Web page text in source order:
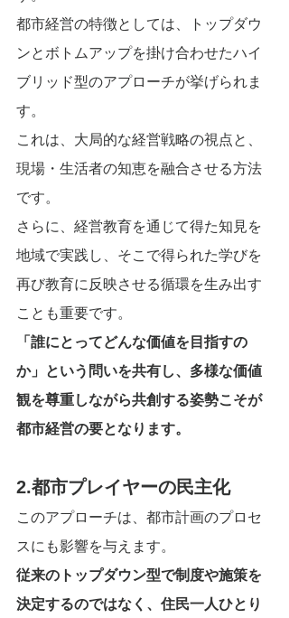
都市経営の特徴としては、トップダウ
ンとボトムアップを掛け合わせたハイ
ブリッド型のアプローチが挙げられま
す。
これは、大局的な経営戦略の視点と、
現場・生活者の知恵を融合させる方法
です。
さらに、経営教育を通じて得た知見を
地域で実践し、そこで得られた学びを
再び教育に反映させる循環を生み出す
ことも重要です。
「誰にとってどんな価値を目指すの
か」という問いを共有し、多様な価値
観を尊重しながら共創する姿勢こそが
都市経営の要となります。
2.都市プレイヤーの民主化
このアプローチは、都市計画のプロセ
スにも影響を与えます。
従来のトップダウン型で制度や施策を
決定するのではなく、住民一人ひとり